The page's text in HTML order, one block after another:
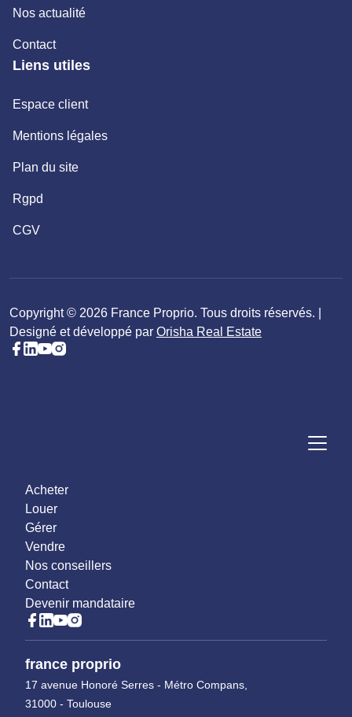
Nos actualité
Contact
Liens utiles
Espace client
Mentions légales
Plan du site
Rgpd
CGV
Copyright © 2026 France Proprio. Tous droits réservés. |
Designé et développé par Orisha Real Estate
Acheter
Louer
Gérer
Vendre
Nos conseillers
Contact
Devenir mandataire
france proprio
17 avenue Honoré Serres - Métro Compans,
31000 - Toulouse